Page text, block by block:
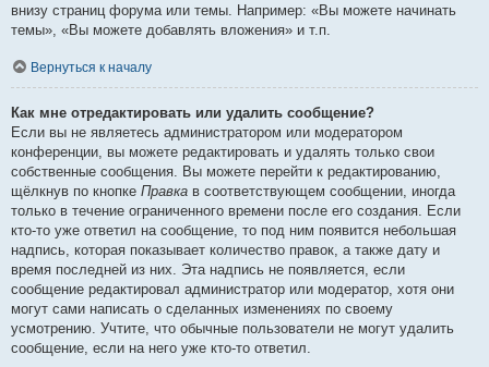
внизу страниц форума или темы. Например: «Вы можете начинать
темы», «Вы можете добавлять вложения» и т.п.
Вернуться к началу
Как мне отредактировать или удалить сообщение?
Если вы не являетесь администратором или модератором
конференции, вы можете редактировать и удалять только свои
собственные сообщения. Вы можете перейти к редактированию,
щёлкнув по кнопке Правка в соответствующем сообщении, иногда
только в течение ограниченного времени после его создания. Если
кто-то уже ответил на сообщение, то под ним появится небольшая
надпись, которая показывает количество правок, а также дату и
время последней из них. Эта надпись не появляется, если
сообщение редактировал администратор или модератор, хотя они
могут сами написать о сделанных изменениях по своему
усмотрению. Учтите, что обычные пользователи не могут удалить
сообщение, если на него уже кто-то ответил.